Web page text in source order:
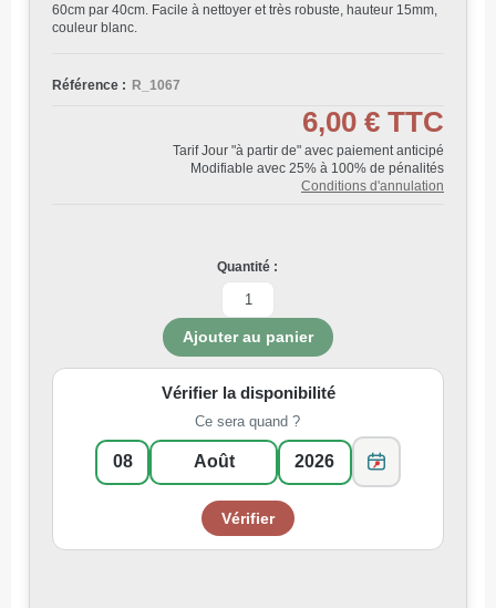
60cm par 40cm. Facile à nettoyer et très robuste, hauteur 15mm,
couleur blanc.
Référence : R_1067
6,00 € TTC
Tarif Jour "à partir de" avec paiement anticipé
Modifiable avec 25% à 100% de pénalités
Conditions d'annulation
Quantité :
Vérifier la disponibilité
Ce sera quand ?